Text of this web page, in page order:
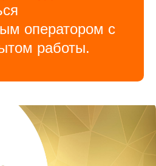
оператором с
работы.